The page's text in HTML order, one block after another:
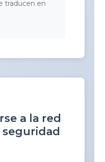
traducen en
a la red